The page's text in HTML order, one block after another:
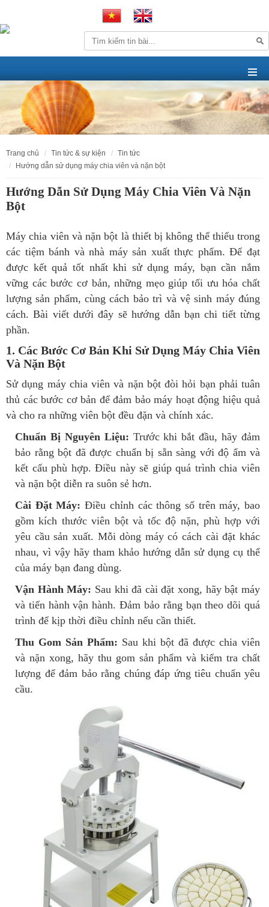
trang chủ tin tức & sự kiện
tin tức
hướng dẫn sử dụng máy chia viên và nặn bột
Hướng Dẫn Sử Dụng Máy Chia Viên Và Nặn
Bột
Máy chia viên và nặn bột là thiết bị không thể thiếu trong
các tiệm bánh và nhà máy sản xuất thực phẩm. Để đạt
được kết quả tốt nhất khi sử dụng máy, bạn cần nắm
vững các bước cơ bản, những mẹo giúp tối ưu hóa chất
lượng sản phẩm, cùng cách bảo trì và vệ sinh máy đúng
cách. Bài viết dưới đây sẽ hướng dẫn bạn chi tiết từng
phần.
1. Các Bước Cơ Bản Khi Sử Dụng Máy Chia Viên
Và Nặn Bột
Sử dụng máy chia viên và nặn bột đòi hỏi bạn phải tuân
thủ các bước cơ bản để đảm bảo máy hoạt động hiệu quả
và cho ra những viên bột đều đặn và chính xác.
Chuẩn Bị Nguyên Liệu: Trước khi bắt đầu, hãy đảm
bảo rằng bột đã được chuẩn bị sẵn sàng với độ ẩm và
kết cấu phù hợp. Điều này sẽ giúp quá trình chia viên
và nặn bột diễn ra suôn sẻ hơn.
Cài Đặt Máy: Điều chỉnh các thông số trên máy, bao
gồm kích thước viên bột và tốc độ nặn, phù hợp với
yêu cầu sản xuất. Mỗi dòng máy có cách cài đặt khác
nhau, vì vậy hãy tham khảo hướng dẫn sử dụng cụ thể
của máy bạn đang dùng.
Vận Hành Máy: Sau khi đã cài đặt xong, hãy bật máy
và tiến hành vận hành. Đảm bảo rằng bạn theo dõi quá
trình để kịp thời điều chỉnh nếu cần thiết.
Thu Gom Sản Phẩm: Sau khi bột đã được chia viên
và nặn xong, hãy thu gom sản phẩm và kiểm tra chất
lượng để đảm bảo rằng chúng đáp ứng tiêu chuẩn yêu
cầu.